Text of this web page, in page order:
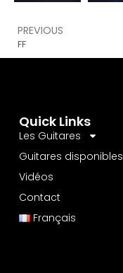
PREVIOUS
FF
Quick Links
Les Guitares
Guitares disponibles
Vidéos
Contact
Français